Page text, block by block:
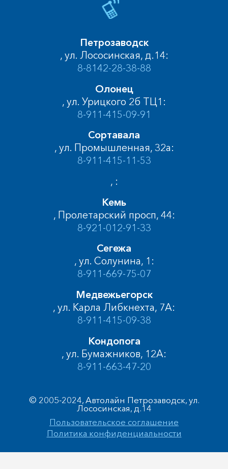
Петрозаводск
, ул. Лососинская, д.14:
8-8142-28-38-88
Олонец
, ул. Урицкого 2б ТЦ1:
8-911-415-09-91
Сортавала
, ул. Промышленная, 32а:
8-911-415-11-53
, :
Кемь
, Пролетарский просп, 44:
8-921-012-91-33
Сегежа
, ул. Солунина, 1:
8-911-669-75-07
Медвежьегорск
, ул. Карла Либкнехта, 7А:
8-911-415-09-38
Кондопога
, ул. Бумажников, 12А:
8-911-663-47-20
© 2005-2024, Автолайн Петрозаводск, ул.
Лососинская, д.14
Пользовательское соглашение
Политика конфиденциальности